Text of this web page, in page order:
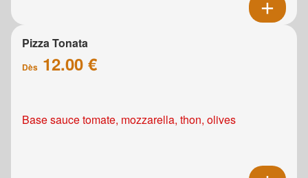
Pizza Tonata
Dès 12.00 €
Base sauce tomate, mozzarella, thon, olives